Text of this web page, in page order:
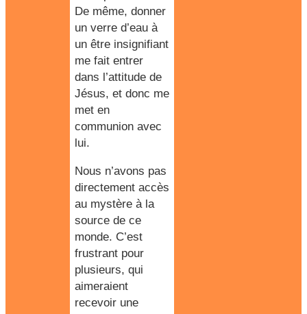
De même, donner
un verre d’eau à
un être insignifiant
me fait entrer
dans l’attitude de
Jésus, et donc me
met en
communion avec
lui.
Nous n’avons pas
directement accès
au mystère à la
source de ce
monde. C’est
frustrant pour
plusieurs, qui
aimeraient
recevoir une